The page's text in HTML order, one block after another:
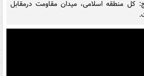
کل منطقه اسلامی، میدان مقاومت درمقابل